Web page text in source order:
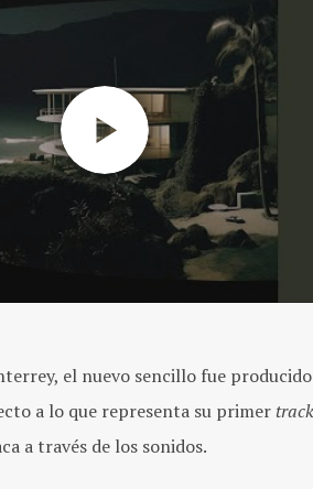
el nuevo sencillo fue
a lo que representa su primer track
a través de los sonidos.